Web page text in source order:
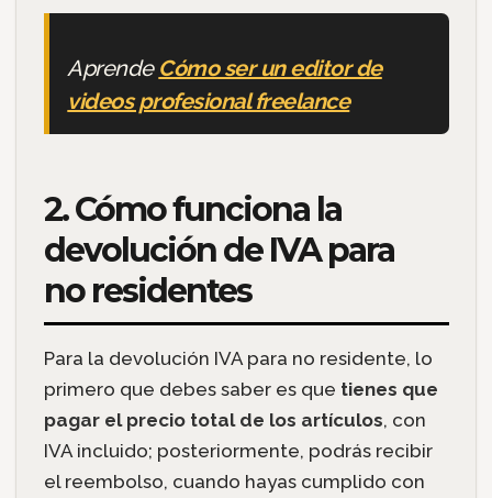
Aprende Cómo ser un editor de
videos profesional freelance
2. Cómo funciona la
devolución de IVA para
no residentes
Para la devolución IVA para no residente, lo
primero que debes saber es que tienes que
pagar el precio total de los artículos, con
IVA incluido; posteriormente, podrás recibir
el reembolso, cuando hayas cumplido con